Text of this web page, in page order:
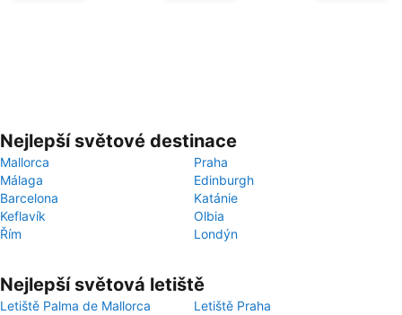
Nejlepší světové destinace
Mallorca
Praha
Málaga
Edinburgh
Barcelona
Katánie
Keflavík
Olbia
Řím
Londýn
Nejlepší světová letiště
Letiště Palma de Mallorca
Letiště Praha